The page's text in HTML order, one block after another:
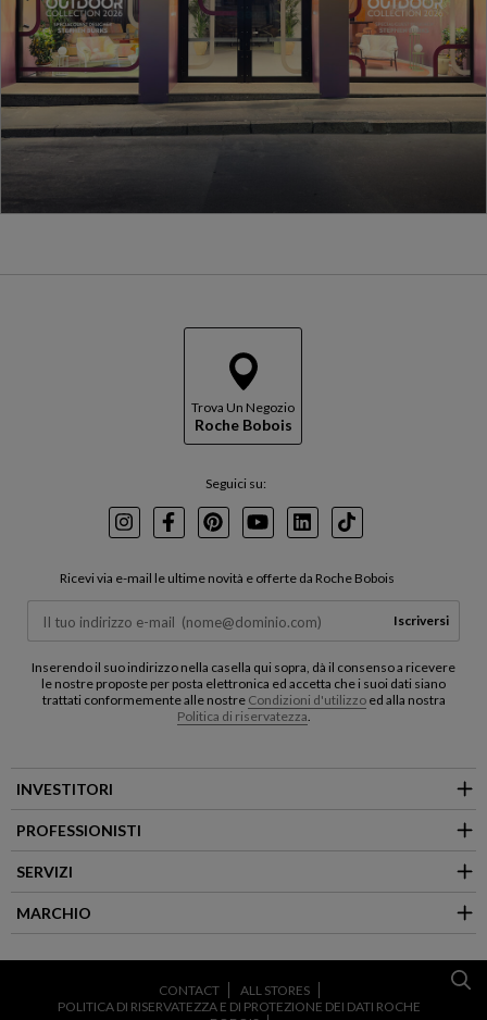
Trova Un Negozio
Roche Bobois
Seguici su:
InstagramFacebookPinterest
YoutubeLinkedInTikTok
Ricevi via e-mail le ultime novità e offerte da Roche Bobois
Iscriversi
Inserendo il suo indirizzo nella casella qui sopra, dà il consenso a ricevere
le nostre proposte per posta elettronica ed accetta che i suoi dati siano
trattati conformemente alle nostre Condizioni d'utilizzoed alla nostra
Politica di riservatezza
INVESTITORI
PROFESSIONISTI
SERVIZI
MARCHIO
CONTACT
ALL STORES
POLITICA DI RISERVATEZZA E DI PROTEZIONE DEI DATI ROCHE